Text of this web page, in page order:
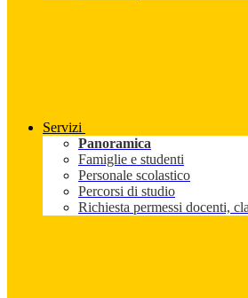
Servizi
Panoramica
Famiglie e studenti
Personale scolastico
Percorsi di studio
Richiesta permessi docenti,